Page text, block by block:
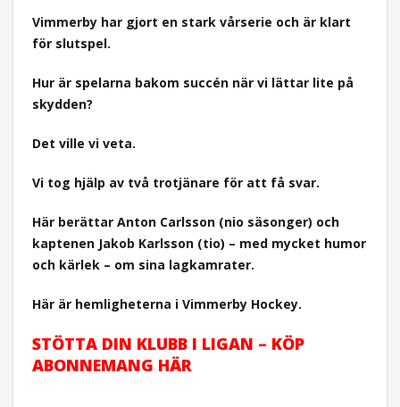
Vimmerby har gjort en stark vårserie och är klart
för slutspel.
Hur är spelarna bakom succén när vi lättar lite på
skydden?
Det ville vi veta.
Vi tog hjälp av två trotjänare för att få svar.
Här berättar Anton Carlsson (nio säsonger) och
kaptenen Jakob Karlsson (tio) – med mycket humor
och kärlek – om sina lagkamrater.
Här är hemligheterna i Vimmerby Hockey.
STÖTTA DIN KLUBB I LIGAN – KÖP
ABONNEMANG HÄR